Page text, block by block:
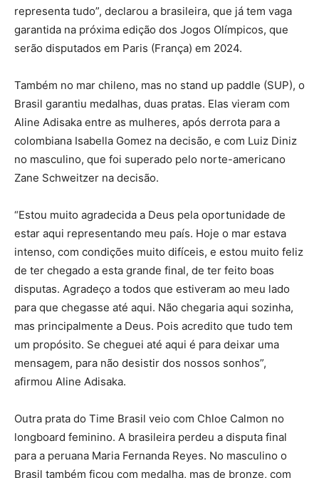
representa tudo”, declarou a brasileira, que já tem vaga
garantida na próxima edição dos Jogos Olímpicos, que
serão disputados em Paris (França) em 2024.
Também no mar chileno, mas no stand up paddle (SUP), o
Brasil garantiu medalhas, duas pratas. Elas vieram com
Aline Adisaka entre as mulheres, após derrota para a
colombiana Isabella Gomez na decisão, e com Luiz Diniz
no masculino, que foi superado pelo norte-americano
Zane Schweitzer na decisão.
“Estou muito agradecida a Deus pela oportunidade de
estar aqui representando meu país. Hoje o mar estava
intenso, com condições muito difíceis, e estou muito feliz
de ter chegado a esta grande final, de ter feito boas
disputas. Agradeço a todos que estiveram ao meu lado
para que chegasse até aqui. Não chegaria aqui sozinha,
mas principalmente a Deus. Pois acredito que tudo tem
um propósito. Se cheguei até aqui é para deixar uma
mensagem, para não desistir dos nossos sonhos”,
afirmou Aline Adisaka.
Outra prata do Time Brasil veio com Chloe Calmon no
longboard feminino. A brasileira perdeu a disputa final
para a peruana Maria Fernanda Reyes. No masculino o
Brasil também ficou com medalha, mas de bronze, com